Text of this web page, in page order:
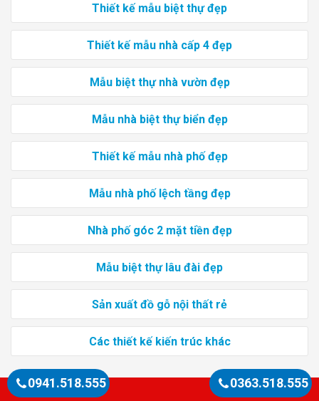
Thiết kế mẫu biệt thự đẹp
Thiết kế mẫu nhà cấp 4 đẹp
Mẫu biệt thự nhà vườn đẹp
Mẫu nhà biệt thự biển đẹp
Thiết kế mẫu nhà phố đẹp
Mẫu nhà phố lệch tầng đẹp
Nhà phố góc 2 mặt tiền đẹp
Mẫu biệt thự lâu đài đẹp
Sản xuất đồ gỗ nội thất rẻ
Các thiết kế kiến trúc khác
0941.518.555 0363.518.555